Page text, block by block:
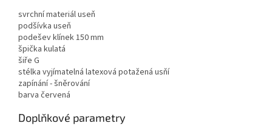
svrchní materiál useň
podšívka useň
podešev klínek 150 mm
špička kulatá
šiře G
stélka vyjímatelná latexová potažená usňí
zapínání - šněrování
barva červená
Doplňkové parametry